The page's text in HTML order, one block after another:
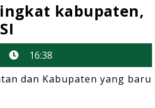
kabupaten,
Raih
Prestasi
di
16:38
dan Kabupaten yang baru